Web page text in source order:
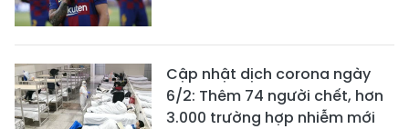
Cập nhật dịch corona ngày
6/2: Thêm 74 người chết, hơn
3.000 trường hợp nhiễm mới